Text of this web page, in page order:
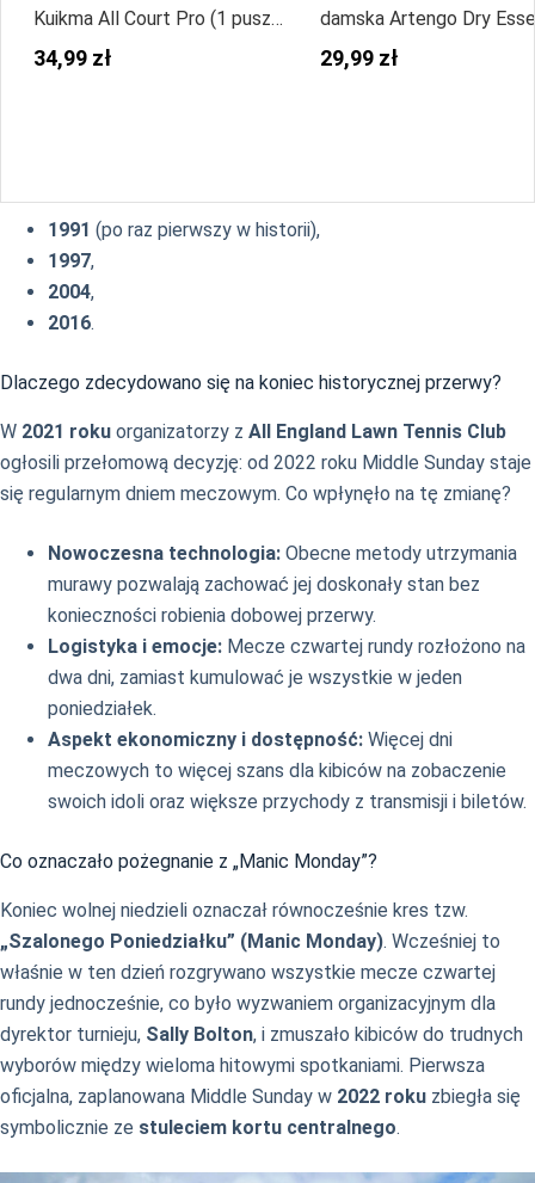
Kuikma All Court Pro (1 puszka
x 4 piłki)
34,99 zł
damska Artengo Dry
100
29,99 zł
1991 (po raz pierwszy w historii),
1997,
2004,
2016.
Dlaczego zdecydowano się na koniec historycznej przerwy?
W 2021 roku organizatorzy z All England Lawn Tennis Club
ogłosili przełomową decyzję: od 2022 roku Middle Sunday staje
się regularnym dniem meczowym. Co wpłynęło na tę zmianę?
Nowoczesna technologia: Obecne metody utrzymania
murawy pozwalają zachować jej doskonały stan bez
konieczności robienia dobowej przerwy.
Logistyka i emocje: Mecze czwartej rundy rozłożono na
dwa dni, zamiast kumulować je wszystkie w jeden
poniedziałek.
Aspekt ekonomiczny i dostępność: Więcej dni
meczowych to więcej szans dla kibiców na zobaczenie
swoich idoli oraz większe przychody z transmisji i biletów.
Co oznaczało pożegnanie z „Manic Monday”?
Koniec wolnej niedzieli oznaczał równocześnie kres tzw.
„Szalonego Poniedziałku” (Manic Monday). Wcześniej to
właśnie w ten dzień rozgrywano wszystkie mecze czwartej
rundy jednocześnie, co było wyzwaniem organizacyjnym dla
dyrektor turnieju, Sally Bolton, i zmuszało kibiców do trudnych
wyborów między wieloma hitowymi spotkaniami. Pierwsza
oficjalna, zaplanowana Middle Sunday w 2022 roku zbiegła się
symbolicznie ze stuleciem kortu centralnego.